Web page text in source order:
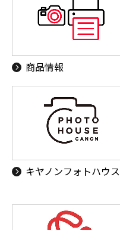
商品情報
キヤノンフォトハウス